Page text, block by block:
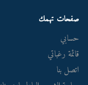
صفحات تهمك
حسابي
قائمة رغباتي
اتصل بنا